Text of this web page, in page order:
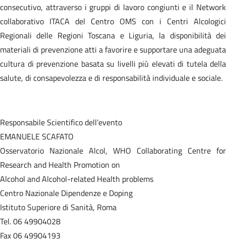
consecutivo, attraverso i gruppi di lavoro congiunti e il Network
collaborativo ITACA del Centro OMS con i Centri Alcologici
Regionali delle Regioni Toscana e Liguria, la disponibilità dei
materiali di prevenzione atti a favorire e supportare una adeguata
cultura di prevenzione basata su livelli più elevati di tutela della
salute, di consapevolezza e di responsabilità individuale e sociale.
Responsabile Scientifico dell’evento
EMANUELE SCAFATO
Osservatorio Nazionale Alcol, WHO Collaborating Centre for
Research and Health Promotion on
Alcohol and Alcohol-related Health problems
Centro Nazionale Dipendenze e Doping
Istituto Superiore di Sanità, Roma
Tel. 06 49904028
Fax 06 49904193